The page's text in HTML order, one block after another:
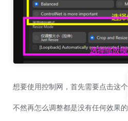
想要使用控制网，首先需要点击这个
不然再怎么调整都是没有任何效果的